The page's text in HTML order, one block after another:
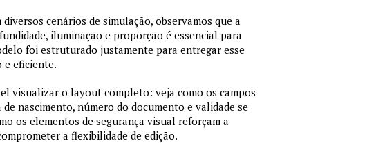
cenários de simulação, observamos que a
iluminação e proporção é essencial para
foi estruturado justamente para entregar esse
e eficiente.
visualizar o layout completo: veja como os campos
nascimento, número do documento e validade se
os elementos de segurança visual reforçam a
a flexibilidade de edição.